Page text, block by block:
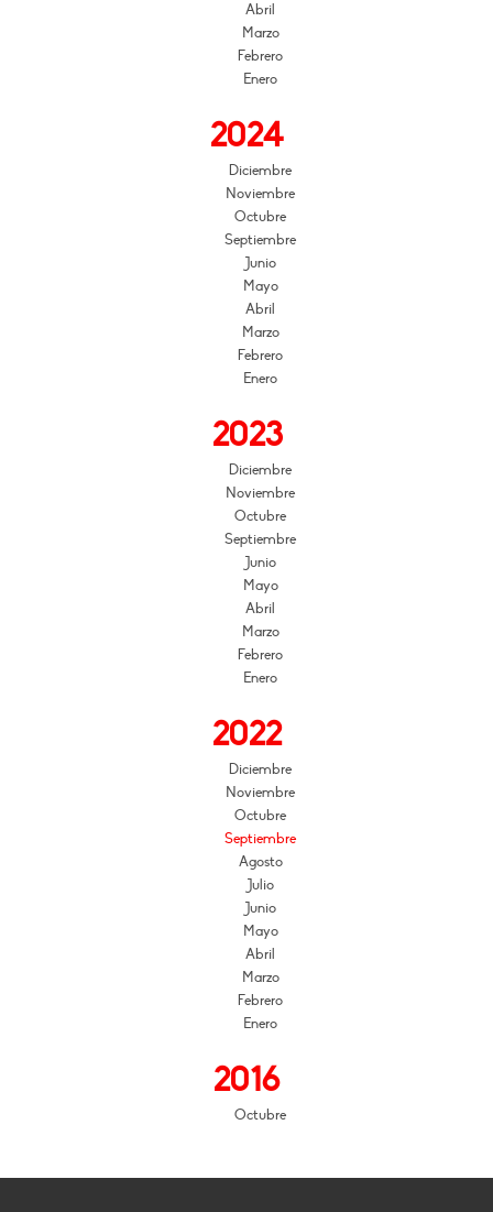
Abril
Marzo
Febrero
Enero
2024
Diciembre
Noviembre
Octubre
Septiembre
Junio
Mayo
Abril
Marzo
Febrero
Enero
2023
Diciembre
Noviembre
Octubre
Septiembre
Junio
Mayo
Abril
Marzo
Febrero
Enero
2022
Diciembre
Noviembre
Octubre
Septiembre
Agosto
Julio
Junio
Mayo
Abril
Marzo
Febrero
Enero
2016
Octubre